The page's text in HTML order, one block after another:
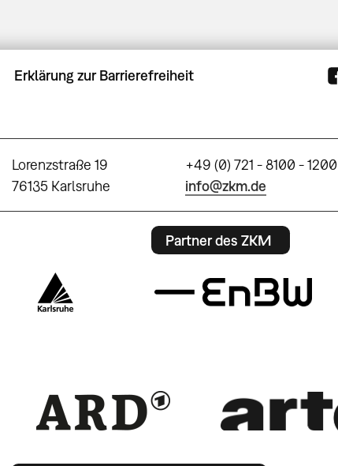
Erklärung zur Barrierefreiheit
Lorenzstraße 19
76135 Karlsruhe
+49 (0) 721 - 8100 - 1200
info@zkm.de
Partner des ZKM